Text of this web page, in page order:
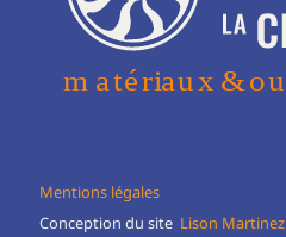
Mentions légales
Conception du site Lison Martinez